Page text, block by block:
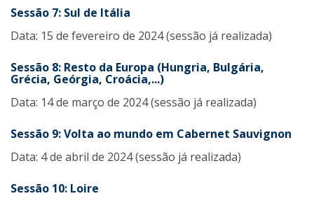
Sessão 7: Sul de Itália
Data: 15 de fevereiro de 2024 (sessão já realizada)
Sessão 8: Resto da Europa (Hungria, Bulgária,
Grécia, Geórgia, Croácia,...)
Data: 14 de março de 2024 (sessão já realizada)
Sessão 9:Volta ao mundo em Cabernet Sauvignon
Data: 4 de abril de 2024 (sessão já realizada)
Sessão 10: Loire